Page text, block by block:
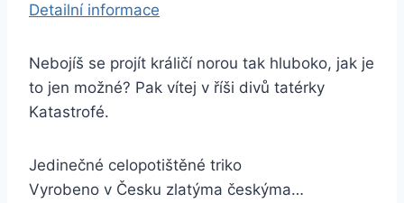
Detailní informace
Nebojíš se projít králičí norou tak hluboko, jak je
to jen možné? Pak vítej v říši divů tatérky
Katastrofé.
Jedinečné celopotištěné triko
Vyrobeno v Česku zlatýma českýma…